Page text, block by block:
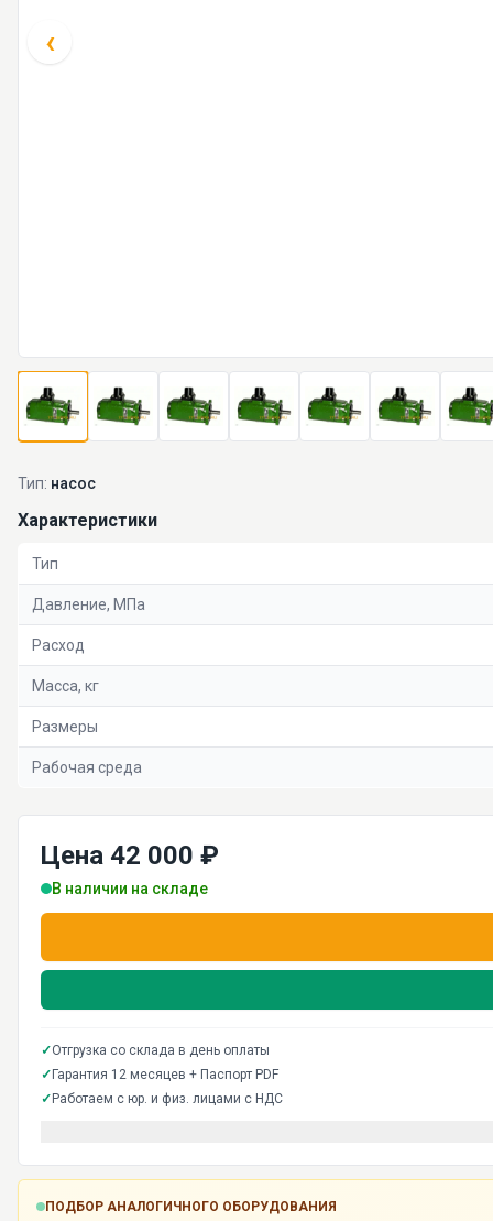
‹
Тип: насос
Характеристики
Тип
Давление, МПа
Расход
Масса, кг
Размеры
Рабочая среда
Цена 42 000 ₽
В наличии на складе
✓Отгрузка со склада в день оплаты
✓ Гарантия 12 месяцев + Паспорт PDF
✓ Работаем с юр. и физ. лицами с НДС
ПОДБОР АНАЛОГИЧНОГО ОБОРУДОВАНИЯ